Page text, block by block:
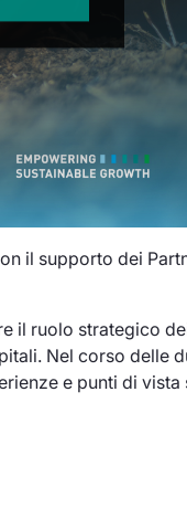
il supporto dei
il ruolo strategico
Nel corso delle
e punti di vista